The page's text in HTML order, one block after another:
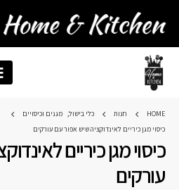
HOME חנות כלי בישול, מגנים וכיסויים
כיסוי מגן כיריים לאינדוקציה שיש אפור עם עורקים
כיסוי מגן כיריים
עורקים